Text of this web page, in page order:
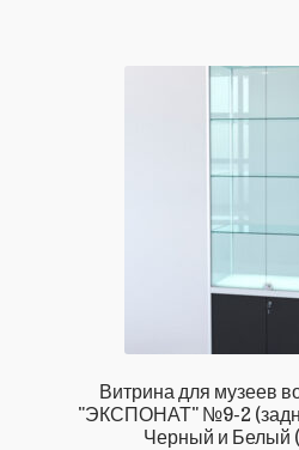
Витрина для музеев
"ЭКСПОНАТ" №9-2
Черный и Белый